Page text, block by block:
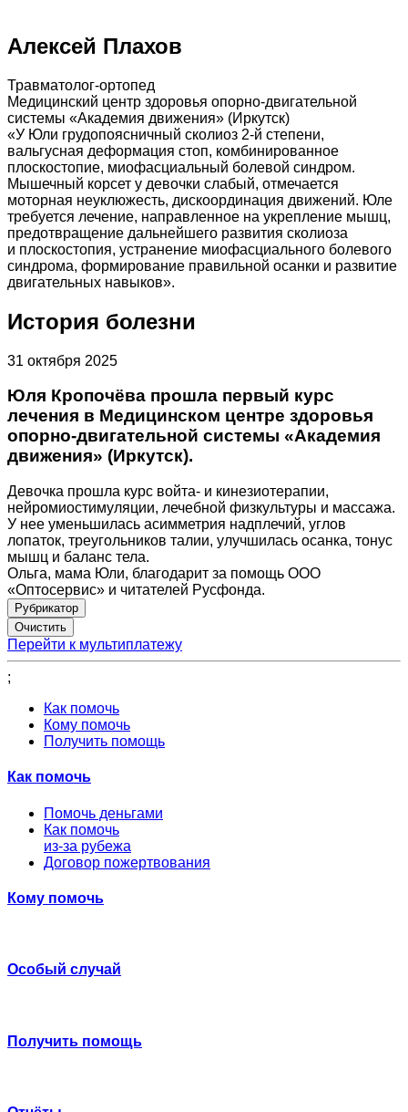
Алексей Плахов
Травматолог-ортопед
Медицинский центр здоровья опорно-двигательной
системы «Академия движения» (Иркутск)
«У Юли грудопоясничный сколиоз 2-й степени,
вальгусная деформация стоп, комбинированное
плоскостопие, миофасциальный болевой синдром.
Мышечный корсет у девочки слабый, отмечается
моторная неуклюжесть, дискоординация движений. Юле
требуется лечение, направленное на укрепление мышц,
предотвращение дальнейшего развития сколиоза
и плоскостопия, устранение миофасциального болевого
синдрома, формирование правильной осанки и развитие
двигательных навыков».
История болезни
31 октября 2025
Юля Кропочёва прошла первый курс
лечения в Медицинском центре здоровья
опорно-двигательной системы «Академия
движения» (Иркутск).
Девочка прошла курс войта- и кинезиотерапии,
нейромиостимуляции, лечебной физкультуры и массажа.
У нее уменьшилась асимметрия надплечий, углов
лопаток, треугольников талии, улучшилась осанка, тонус
мышц и баланс тела.
Ольга, мама Юли, благодарит за помощь ООО
«Оптосервис» и читателей Русфонда.
Рубрикатор
Перейти к мультиплатежу
;
Как помочь
Кому помочь
Получить помощь
Как помочь
Помочь деньгами
Как помочь
из-за рубежа
Договор пожертвования
Кому помочь
Особый случай
Получить помощь